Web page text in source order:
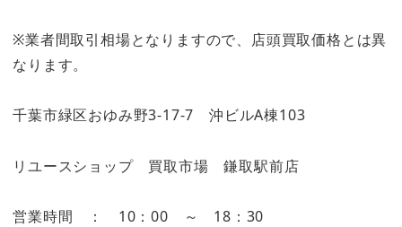
※業者間取引相場となりますので、店頭買取価格とは異
なります。
千葉市緑区おゆみ野3-17-7 沖ビルA棟103
リユースショップ 買取市場 鎌取駅前店
営業時間 ： 10：00 ～ 18：30